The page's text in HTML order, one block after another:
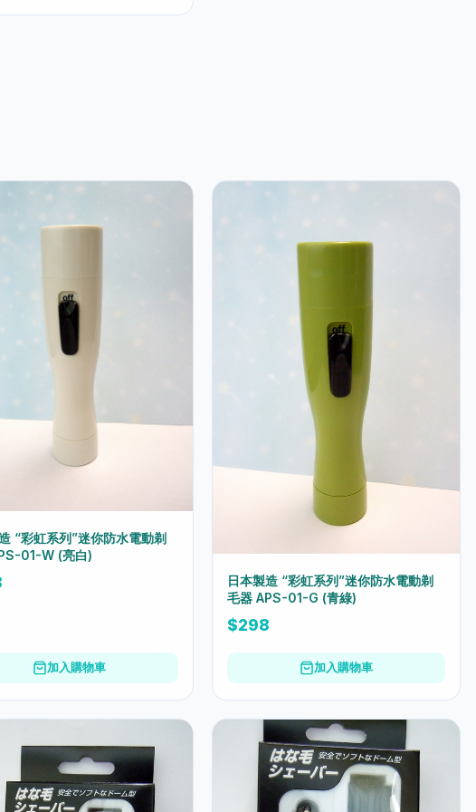
“彩虹系列”迷你防水電動剃
01-W (亮白)
加入購物車
日本製造 “彩虹系列”迷你防水電動剃
毛器 APS-01-G (青綠)
$298
加入購物車